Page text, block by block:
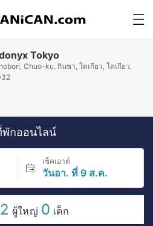
Tokyo
Chuo-ku, กินซา, โตเกียว, โตเกียว,
พักออนไลน์
เช็คเอาต์
วันอา. ที่ 9 ส.ค.
2 ผู้ใหญ่ 0 เด็ก